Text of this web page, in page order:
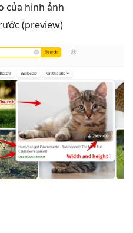
của hình ảnh
(preview)